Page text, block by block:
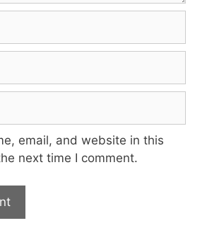
email, and website in this
next time I comment.